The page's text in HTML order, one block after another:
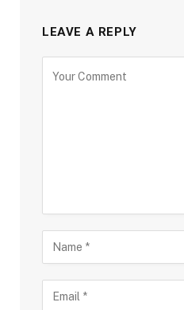
LEAVE A REPLY